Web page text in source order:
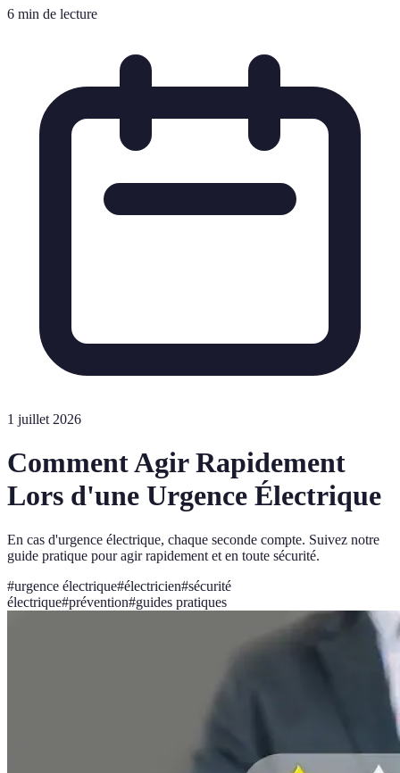
6 min de lecture
1 juillet 2026
Comment Agir Rapidement
Lors d'une Urgence Électrique
En cas d'urgence électrique, chaque seconde compte. Suivez notre
guide pratique pour agir rapidement et en toute sécurité.
#urgence électrique#électricien#sécurité
électrique#prévention#guides pratiques